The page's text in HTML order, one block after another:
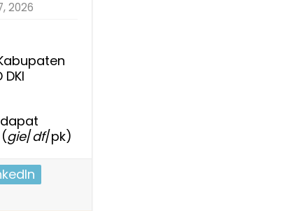
2026
gie/df/pk)